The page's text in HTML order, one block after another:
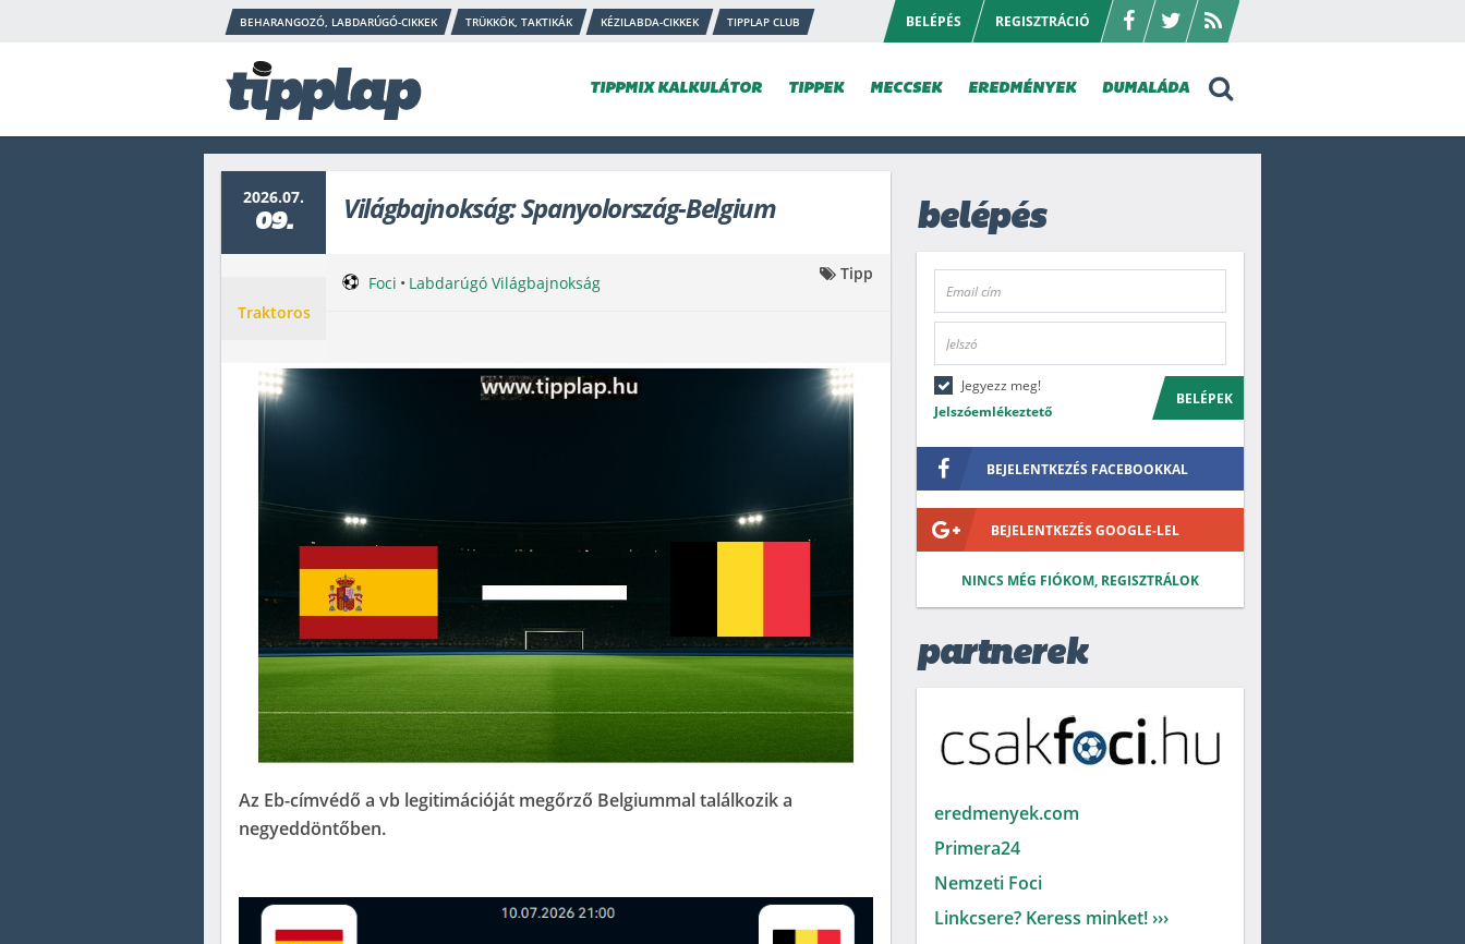
BEHARANGOZÓ, LABDARÚGÓ-CIKKEK TRÜKKÖK, TAKTIKÁK KÉZILABDA-CIKKEK TIPPLAP CLUB BELÉPÉS REGISZTRÁCIÓ
TIPPMIX KALKULÁTOR TIPPEK MECCSEK EREDMÉNYEK DUMALÁDA
2026.07.
09. Világbajnokság: Spanyolország-Belgium
Traktoros
Foci • Labdarúgó Világbajnokság Tipp
Az Eb-címvédő a vb legitimációját megőrző Belgiummal találkozik a
negyeddöntőben.
belépés
Jegyezz meg!
Jelszóemlékeztető
BELÉPEK
BEJELENTKEZÉS FACEBOOKKAL
BEJELENTKEZÉS GOOGLE-LEL
NINCS MÉG FIÓKOM, REGISZTRÁLOK
partnerek
eredmenyek.com
Primera24
Nemzeti Foci
Linkcsere? Keress minket! ›››